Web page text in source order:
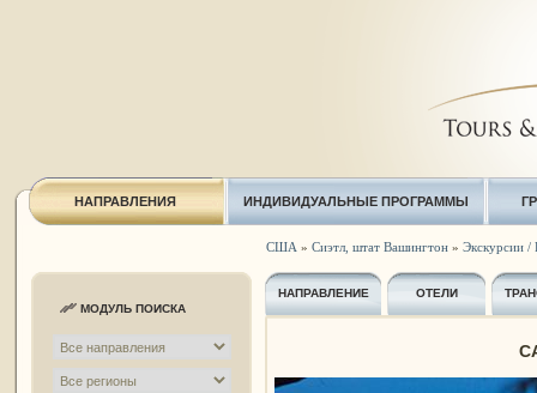
НАПРАВЛЕНИЯ ИНДИВИДУАЛЬНЫЕ ПРОГРАММЫ
МОДУЛЬ ПОИСКА
США » Сиэтл, штат Вашингтон» Экскурсии /
НАПРАВЛЕНИЕ ОТЕЛИ